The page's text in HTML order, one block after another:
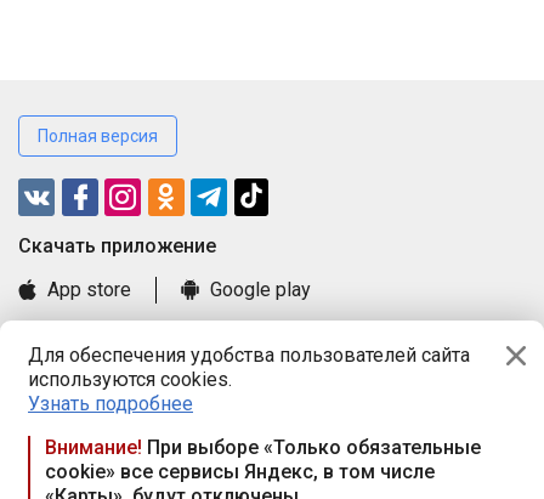
Для обеспечения удобства пользователей сайта
используются cookies.
Узнать подробнее
Внимание! При выборе «Только обязательные
cookie» все сервисы Яндекс, в том числе
Полная версия
Cкачать приложение
App store
Google play
Книга замечаний и предложений
Правила и документы
Praca.by © 2000—2026, ООО «ПРАЦА БАЙ»
Республика Беларусь, 220114, г. Минск, пр-т Независимости
117а, пом. № 9.